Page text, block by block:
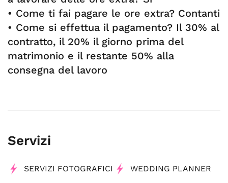
• Come ti fai pagare le ore extra? Contanti
• Come si effettua il pagamento? Il 30% al
contratto, il 20% il giorno prima del
matrimonio e il restante 50% alla
consegna del lavoro
Servizi
SERVIZI FOTOGRAFICI WEDDING PLANNER